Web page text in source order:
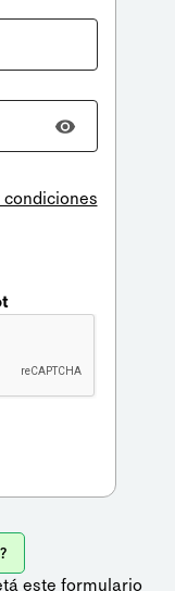
este formulario